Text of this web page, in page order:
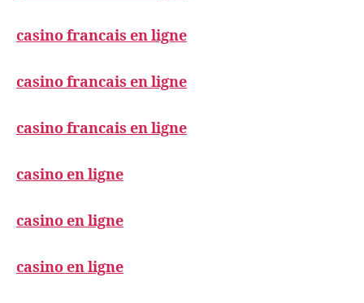
casino francais en ligne
casino francais en ligne
casino francais en ligne
casino en ligne
casino en ligne
casino en ligne